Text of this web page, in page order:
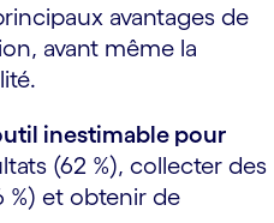
avantages de
avant même la
inestimable pour
(62 %), collecter des
%) et obtenir de